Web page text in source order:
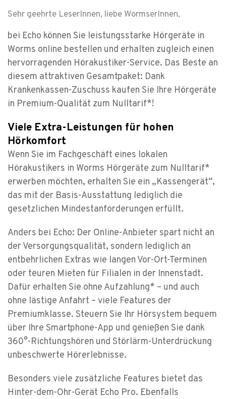
Sehr geehrte LeserInnen, liebe WormserInnen,
bei Echo können Sie leistungsstarke Hörgeräte in
Worms online bestellen und erhalten zugleich einen
hervorragenden Hörakustiker-Service. Das Beste an
diesem attraktiven Gesamtpaket: Dank
Krankenkassen-Zuschuss kaufen Sie Ihre Hörgeräte
in Premium-Qualität zum Nulltarif*!
Viele Extra-Leistungen für hohen
Hörkomfort
Wenn Sie im Fachgeschäft eines lokalen
Hörakustikers in Worms Hörgeräte zum Nulltarif*
erwerben möchten, erhalten Sie ein „Kassengerät“,
das mit der Basis-Ausstattung lediglich die
gesetzlichen Mindestanforderungen erfüllt.
Anders bei Echo: Der Online-Anbieter spart nicht an
der Versorgungsqualität, sondern lediglich an
entbehrlichen Extras wie langen Vor-Ort-Terminen
oder teuren Mieten für Filialen in der Innenstadt.
Dafür erhalten Sie ohne Aufzahlung* – und auch
ohne lästige Anfahrt – viele Features der
Premiumklasse. Steuern Sie Ihr Hörsystem bequem
über Ihre Smartphone-App und genießen Sie dank
360°-Richtungshören und Störlärm-Unterdrückung
unbeschwerte Hörerlebnisse.
Besonders viele zusätzliche Features bietet das
Hinter-dem-Ohr-Gerät Echo Pro. Ebenfalls